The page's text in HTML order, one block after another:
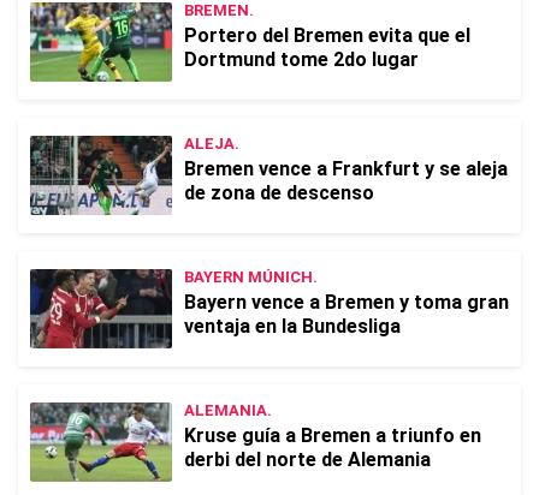
BREMEN.
Portero del Bremen evita que el
Dortmund tome 2do lugar
ALEJA.
Bremen vence a Frankfurt y se aleja
de zona de descenso
BAYERN MÚNICH.
Bayern vence a Bremen y toma gran
ventaja en la Bundesliga
ALEMANIA.
Kruse guía a Bremen a triunfo en
derbi del norte de Alemania